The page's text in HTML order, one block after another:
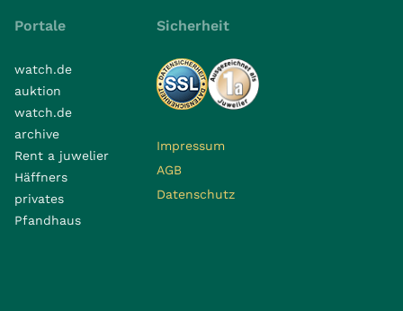
Portale
watch.de
auktion
watch.de
archive
Rent a juwelier
Häffners
privates
Pfandhaus
Sicherheit
Impressum
AGB
Datenschutz